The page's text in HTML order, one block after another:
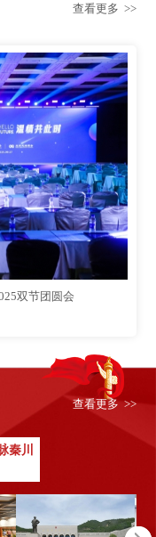
查看更多 >>
双节团圆会
查看更多 >>
秦川